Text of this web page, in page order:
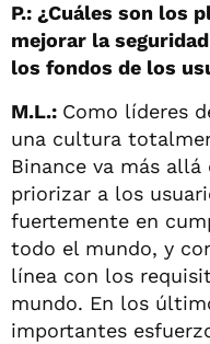
P.: ¿Cuáles son los
mejorar la
los fondos de los
M.L.: Como líderes
una cultura
Binance va más
priorizar a los
fuertemente en
todo el mundo, y
línea con los
mundo. En los
importantes